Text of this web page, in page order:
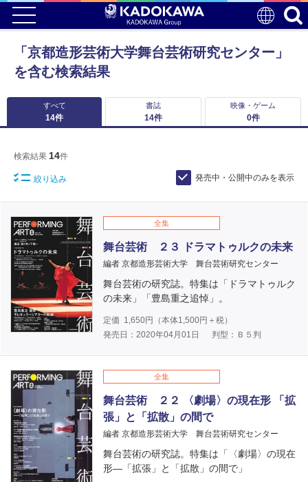
「京都造形芸術大学舞台芸術研究センター」
を含む検索結果
すべて
14件
書誌
14件
映像・ゲーム
0件
検索結果 14件
絞り込み 発売中・公開中のみを表示
全集
舞台芸術 ２３ ドラマトゥルクの未来
編者 京都造形芸術大学 舞台芸術研究センター
舞台芸術の研究誌。特集は「ドラマトゥルク
の未来」「豊島重之追悼」。
定価 1,650円（本体1,500円＋税）
発売日：2020年04月01日
判型：Ｂ５判
全集
舞台芸術 ２２ 〈劇場〉の現在形 「拡
張」と「拡散」の間で
編者 京都造形芸術大学 舞台芸術研究センター
舞台芸術の研究誌。特集は「〈劇場〉の現在
形―「拡張」と「拡散」の間で」